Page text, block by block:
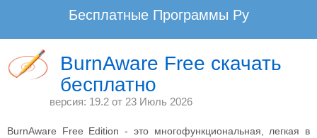
Бесплатные Программы Ру
Скачать программы для записи дисков на русском языке бесплатно.
Лучшие бесплатные программы записи музыки mp3 и образов на диск.
Загрузить программу для копирования и записи компакт дисков для
BurnAware Free скачать
бесплатно
версия: 19.2 от 23 Июль 2026
BurnAware Free Edition - это многофункциональная, легкая в